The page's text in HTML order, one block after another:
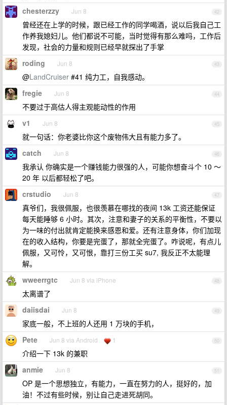
42
chesterzzy Jun 8
曾经还在上学的时候，跟已经工作的同学喝酒，说以后我自己工
作养我媳妇儿。他们都说不可能，当时觉得有那么难吗，工作后
发现，社会的力量和规则已经早就探出了手掌
43
roding Jun 8
@LandCruiser #41 纯力工，自我感动。
44
fregie Jun 8
不要过于高估人得主观能动性的作用
45
v1 Jun 8
就一句话：你老婆比你这个废物伟大且有能力多了。
46
catch Jun 8
我承认 你确实是一个赚钱能力很强的人，可能你想奋斗个 10 ～
20 年 以后都轻松了吧。
47
crstudio Jun 8
真爷们，我很佩服，也很羡慕在哪找的夜间 13k 工资还能保证
每天能睡够 6 小时。其次，注意和妻子的关系的平衡性，不要以
为一味的付出就肯定能换来感恩和爱。还有注意身体，你们加现
在的收入结构，你要是完蛋了，那就全完蛋了。咋说呢，有点儿
佩服，又可怜，又可恨，靠打三份工买 su7, 我反正不太能理
解。
48
wweerrgtc Jun 8 via iPhone
太离谱了
49
daiisdai Jun 8
家底一般，不上班的人还用 1 万块的手机，
50
Pete Jun 8 via Android 1
介绍一下 13k 的兼职
51
anmie Jun 8
OP 是一个思想独立，有能力，一直在努力的人，挺好的，加
油！不过有些时候，别让自己走进死胡同。